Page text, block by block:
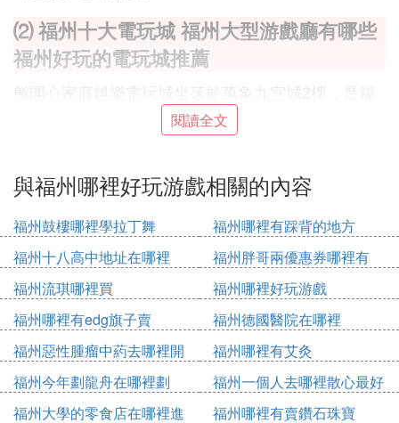
⑵ 福州十大電玩城 福州大型游戲廳有哪些
福州好玩的電玩城推薦
熊開心家庭娛樂電玩城坐落於萬象九宜城2樓，是福
州頗受歡迎的游戲場所之一。這里不僅擁有豐富的游
戲設施，舒適的環境和合理的價格，還吸引了眾多玩
游戲，在這里都能找到滿足需求的選擇。電玩城還設
有親子游戲區，讓家庭成員在歡樂的游戲中增進感
情。
地址：福建省福州市台江區交通西路萬象九宜城2樓
口袋瑪麗·潮玩歡樂中心位於愛情海三樓，是一個集
多種娛樂項目的大型電玩城。這里提供各種優惠套
餐，鼓勵玩家一次性購買更多的游戲幣。無論是大人
還是小孩，這里都是一個理想的休閑場所。設施完
善，游戲種類繁多，滿足不同年齡層次玩家的需求。
閱讀全文
與福州哪裡好玩游戲相關的內容
福州鼓樓哪裡學拉丁舞
福州哪裡有踩背的地方
福州十八高中地址在哪裡
福州胖哥兩優惠券哪裡有
福州流琪哪裡買
福州哪裡好玩游戲
福州哪裡有edg旗子賣
福州德國醫院在哪裡
福州惡性腫瘤中葯去哪裡開
福州哪裡有艾灸
福州今年劃龍舟在哪裡劃
福州一個人去哪裡散心最好
福州大學的零食店在哪裡進
福州哪裡有賣鑽石珠寶